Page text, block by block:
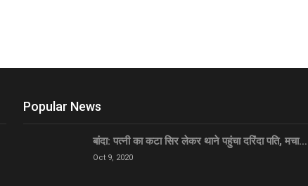
Popular News
बांदा: पत्नी का कटा सिर लेकर थाने पहुंचा दरिंदा पति, मचा…
Oct 9, 2020